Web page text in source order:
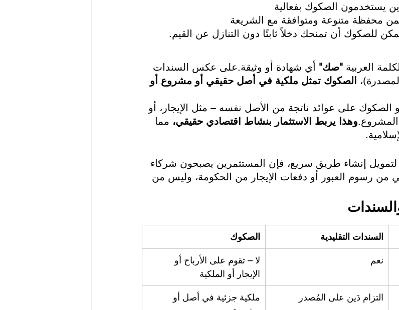
يستخدمون الصكوك بفعالية
محفظة متنوعة ومتوافقة مع الشريعة
للصكوك أن تمنحك دخلاً ثابتًا دون التنازل عن القيم.
العربية "صك" أي شهادة أو وثيقة.على عكس السندات
الصكوك تمثل ملكية في أصل حقيقي أو مشروع أو
الصكوك على عوائد ناتجة من الأصل نفسه – مثل الإيجار، أو
المشروع.وهذا يربط الاستثمار بنشاط اقتصادي حقيقي، مما
إنشاء طريق سريع، فإن المستثمرين يصبحون شركاء
من رسوم العبور أو دفعات الإيجار من الحكومة، وليس من
الصكوك السندات التقليدية
لا – تقوم على الأرباح أو
الإيجار أو الملكية
نعم
ملكية جزئية في أصل أو
التزام دَين على المُصدر